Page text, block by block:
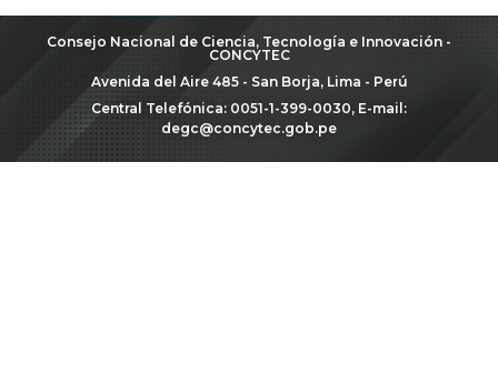
Consejo Nacional de Ciencia, Tecnología e Innovación -
CONCYTEC
Avenida del Aire 485 - San Borja, Lima - Perú
Central Telefónica: 0051-1-399-0030, E-mail:
degc@concytec.gob.pe